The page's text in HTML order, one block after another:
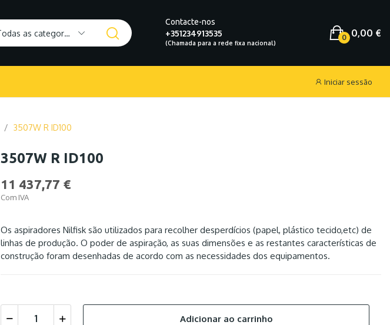
Todas as categorias
Contacte-nos
+351234913535 0,00 €
0
Iniciar sessão
3507W R ID100
3507W R ID100
11 437,77 €
Com IVA
Os aspiradores Nilfisk são utilizados para recolher desperdícios (papel, plástico tecido,etc) de
linhas de produção. O poder de aspiração, as suas dimensões e as restantes características de
construção foram desenhadas de acordo com as necessidades dos equipamentos.
Adicionar ao carrinho